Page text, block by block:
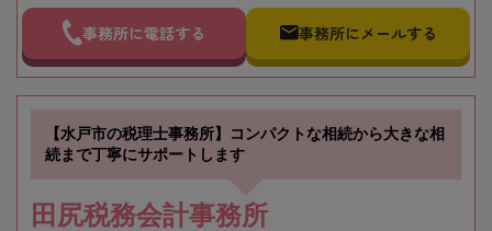
事務所に電話する 事務所にメールする
【水戸市の税理士事務所】コンパクトな相続から大きな相
続まで丁寧にサポートします
田尻税務会計事務所